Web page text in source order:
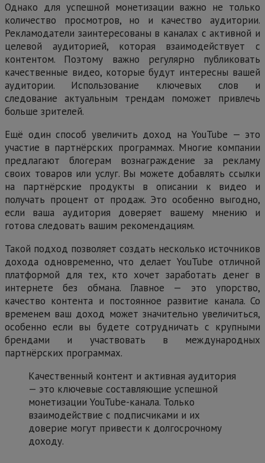
Однако для успешной монетизации важно не только
количество просмотров, но и качество аудитории.
Рекламодатели заинтересованы в каналах с активной и
целевой аудиторией, которая взаимодействует с
контентом. Поэтому важно регулярно публиковать
качественные видео, которые будут интересны вашей
аудитории. Использование ключевых слов и
следование актуальным трендам поможет привлечь
больше зрителей.
Ещё один способ увеличить доход на YouTube — это
участие в партнёрских программах. Многие компании
предлагают блогерам вознаграждение за рекламу
своих товаров или услуг. Вы можете добавлять ссылки
на партнёрские продукты в описании к видео и
получать процент от продаж. Это особенно выгодно,
если ваша аудитория доверяет вашему мнению и
готова следовать вашим рекомендациям.
Такой подход позволяет создать несколько источников
дохода одновременно, что делает YouTube отличной
платформой для тех, кто хочет заработать денег в
интернете без обмана. Главное — это упорство,
качество контента и постоянное развитие канала. Со
временем ваш доход может значительно увеличиться,
особенно если вы будете сотрудничать с крупными
брендами и участвовать в международных
партнёрских программах.
Качественный контент и активная аудитория
— это ключевые составляющие успешной
монетизации YouTube-канала. Только
взаимодействие с подписчиками и их
доверие могут привести к долгосрочному
доходу.